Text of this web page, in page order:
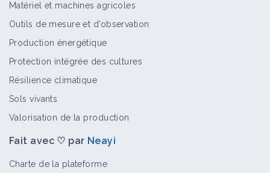
Matériel et machines agricoles
Outils de mesure et d’observation
Production énergétique
Protection intégrée des cultures
Résilience climatique
Sols vivants
Valorisation de la production
Fait avec ♡ par Neayi
Charte de la plateforme